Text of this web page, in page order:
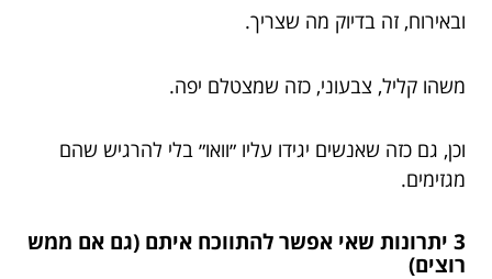
ובאירוח, זה בדיוק מה שצריך.
משהו קליל, צבעוני, כזה שמצטלם יפה.
וכן, גם כזה שאנשים יגידו עליו ״וואו״ בלי להרגיש שהם
מגזימים.
3 יתרונות שאי אפשר להתווכח איתם (גם אם ממש
רוצים)